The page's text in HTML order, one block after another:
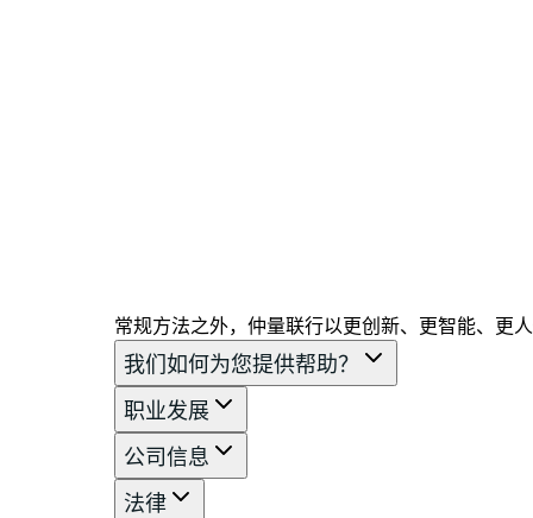
常规方法之外，仲量联行以更创新、更智能、更
我们如何为您提供帮助？
职业发展
公司信息
法律